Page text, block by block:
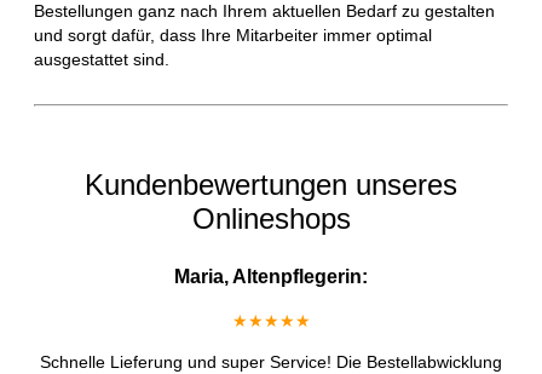
Bestellungen ganz nach Ihrem aktuellen Bedarf zu gestalten
und sorgt dafür, dass Ihre Mitarbeiter immer optimal
ausgestattet sind.
Kundenbewertungen unseres
Onlineshops
Maria, Altenpflegerin:
★★★★★
Schnelle Lieferung und super Service! Die Bestellabwicklung